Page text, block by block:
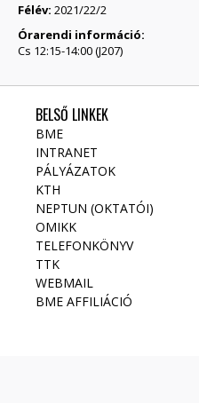
Félév: 2021/22/2
Órarendi információ:
Cs 12:15-14:00 (J207)
BELSŐ LINKEK
BME
INTRANET
PÁLYÁZATOK
KTH
NEPTUN (OKTATÓI)
OMIKK
TELEFONKÖNYV
TTK
WEBMAIL
BME AFFILIÁCIÓ